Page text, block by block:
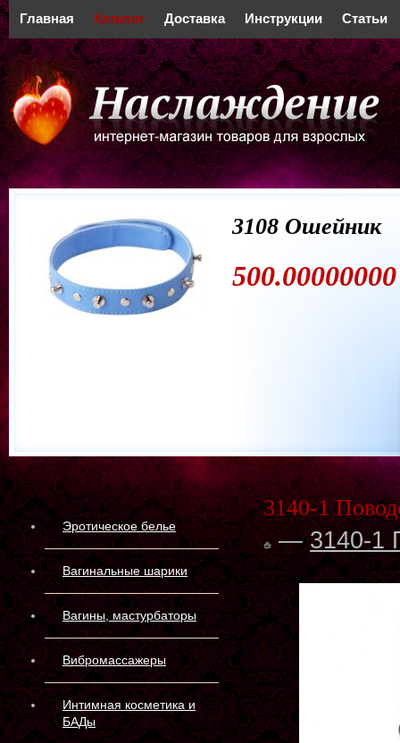
Главная Каталог Доставка Инструкции Статьи
3108 Ошейник
Эротическое белье
Вагинальные шарики
Вагины, мастурбаторы
Вибромассажеры
Интимная косметика и
БАДы
3140-1
—3140-1